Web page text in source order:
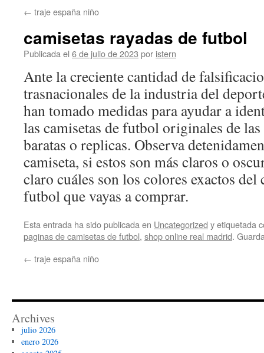
contenido
← traje españa niño
camisetas rayadas de futbol
Publicada el 6 de julio de 2023 por istern
Ante la creciente cantidad de
trasnacionales de la industria del
han tomado medidas para ayudar a
las camisetas de futbol originales de
baratas o replicas. Observa
camiseta, si estos son más claros o
claro cuáles son los colores exactos del
futbol que vayas a comprar.
Esta entrada ha sido publicada en Uncategorized y etiquetada
paginas de camisetas de futbol, shop online real madrid.
← traje españa niño
Archives
julio 2026
enero 2026